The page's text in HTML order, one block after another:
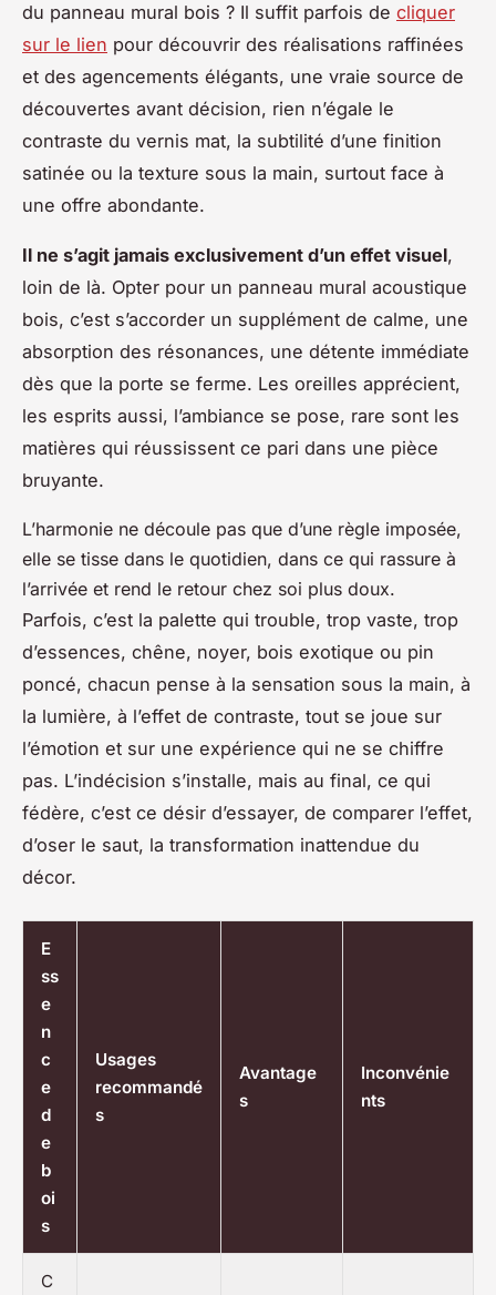
du panneau mural bois ? Il suffit parfois de cliquer
sur le lien pour découvrir des réalisations raffinées
et des agencements élégants, une vraie source de
découvertes avant décision, rien n’égale le
contraste du vernis mat, la subtilité d’une finition
satinée ou la texture sous la main, surtout face à
une offre abondante.
Il ne s’agit jamais exclusivement d’un effet visuel,
loin de là. Opter pour un panneau mural acoustique
bois, c’est s’accorder un supplément de calme, une
absorption des résonances, une détente immédiate
dès que la porte se ferme. Les oreilles apprécient,
les esprits aussi, l’ambiance se pose, rare sont les
matières qui réussissent ce pari dans une pièce
bruyante.
L’harmonie ne découle pas que d’une règle imposée,
elle se tisse dans le quotidien, dans ce qui rassure à
l’arrivée et rend le retour chez soi plus doux.
Parfois, c’est la palette qui trouble, trop vaste, trop
d’essences, chêne, noyer, bois exotique ou pin
poncé, chacun pense à la sensation sous la main, à
la lumière, à l’effet de contraste, tout se joue sur
l’émotion et sur une expérience qui ne se chiffre
pas. L’indécision s’installe, mais au final, ce qui
fédère, c’est ce désir d’essayer, de comparer l’effet,
d’oser le saut, la transformation inattendue du
décor.
E
ss
e
n
c
e
d
e
b
oi
s
Usages
recommandé
s
Avantage
s
Inconvénie
nts
C